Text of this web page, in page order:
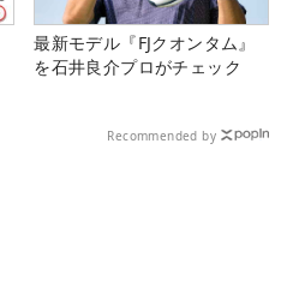
最新モデル『FJクオンタム』
を石井良介プロがチェック
Recommended by